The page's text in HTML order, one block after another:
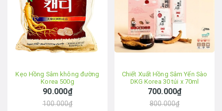
Kẹo Hồng Sâm không đường
Korea 500g
90.000₫
100.000₫
Chiết Xuất Hồng Sâm Yến Sào
DKG Korea 30 túi x 70ml
700.000₫
800.000₫